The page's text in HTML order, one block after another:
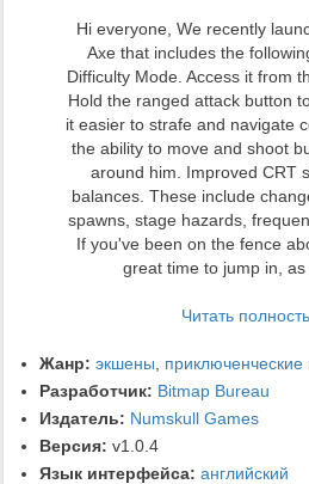
Hi everyone, We recently
Axe that includes the
Difficulty Mode. Access it from
Hold the ranged attack button
it easier to strafe and navigate
the ability to move and shoot
around him. Improved CRT
balances. These include
spawns, stage hazards,
If you've been on the fence
great time to jump in, as
Читать
Жанр: экшены
приключенческие
Разработчик: Bitmap Bureau
Издатель: Numskull Games
Версия: v1.0.4
Язык интерфейса: английский